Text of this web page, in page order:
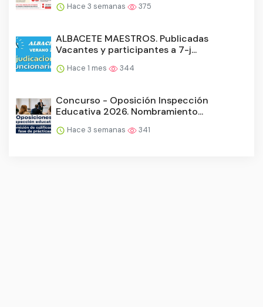
Hace 3 semanas 375
ALBACETE MAESTROS. Publicadas
Vacantes y participantes a 7-j...
Hace 1 mes 344
Concurso - Oposición Inspección
Educativa 2026. Nombramiento...
Hace 3 semanas 341